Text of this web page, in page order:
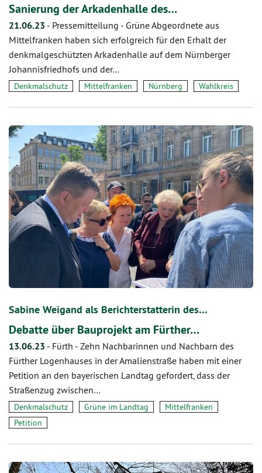
Sanierung der Arkadenhalle des…
21.06.23 - Pressemitteilung - Grüne Abgeordnete aus
Mittelfranken haben sich erfolgreich für den Erhalt der
denkmalgeschützten Arkadenhalle auf dem Nürnberger
Johannisfriedhofs und der…
Denkmalschutz Mittelfranken Nürnberg Wahlkreis
Sabine Weigand als Berichterstatterin des…
Debatte über Bauprojekt am Fürther…
13.06.23 - Fürth - Zehn Nachbarinnen und Nachbarn des
Fürther Logenhauses in der Amalienstraße haben mit einer
Petition an den bayerischen Landtag gefordert, dass der
Straßenzug zwischen…
Denkmalschutz Grüne im Landtag
Mittelfranken
Petition